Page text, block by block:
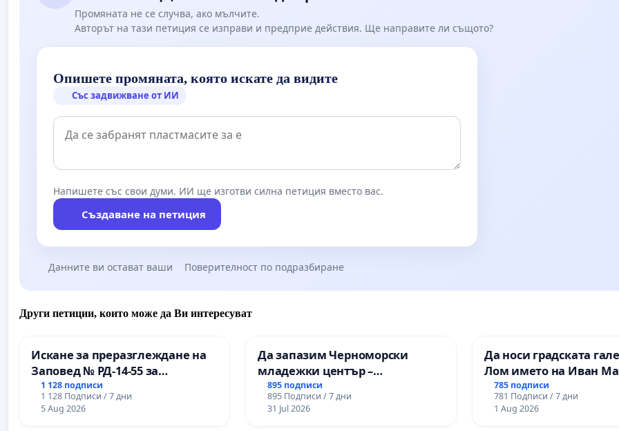
Промяната не се случва, ако мълчите.
Авторът на тази петиция се изправи и предприе действия. Ще направите ли същото?
Опишете промяната, която искате да видите
Със задвижване от ИИ
Напишете със свои думи. ИИ ще изготви силна петиция вместо вас.
Създаване на петиция
Данните ви остават ваши Поверителност по подразбиране
Други петиции, които може да Ви интересуват
Искане за преразглеждане на
Заповед № РД-14-55 за
вливането на
Професионалната гимназия по
промишлени технологии в
1 128 подписи
1 128 Подписи / 7 дни
5 Aug 2026
Да запазим Черноморски
младежки център –
пространство за младите на
Варна
895 подписи
895 Подписи / 7 дни
31 Jul 2026
Да носи градската
Лом името на Иван
785 подписи
781 Подписи / 7 дни
1 Aug 2026